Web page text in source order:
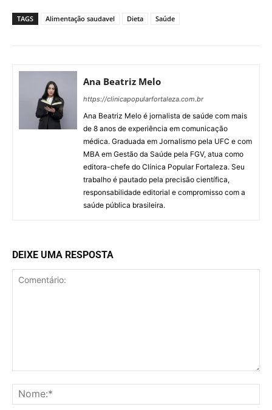
TAGS Alimentação saudavel Dieta Saúde
Ana Beatriz Melo
https://clinicapopularfortaleza.com.br
Ana Beatriz Melo é jornalista de saúde com mais
de 8 anos de experiência em comunicação
médica. Graduada em Jornalismo pela UFC e com
MBA em Gestão da Saúde pela FGV, atua como
editora-chefe do Clínica Popular Fortaleza. Seu
trabalho é pautado pela precisão científica,
responsabilidade editorial e compromisso com a
saúde pública brasileira.
DEIXE UMA RESPOSTA